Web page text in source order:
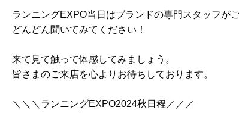
ランニングEXPO当日はブランドの専門スタッフが
どんどん聞いてみてください！
来て見て触って体感してみましょう。
皆さまのご来店を心よりお待ちしております。
＼＼＼ランニングEXPO2024秋日程／／／